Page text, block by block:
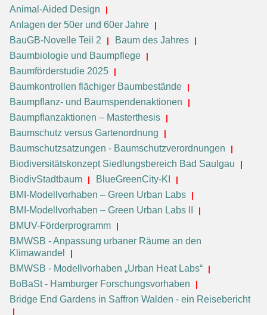
Animal-Aided Design
Anlagen der 50er und 60er Jahre
BauGB-Novelle Teil 2
Baum des Jahres
Baumbiologie und Baumpflege
Baumförderstudie 2025
Baumkontrollen flächiger Baumbestände
Baumpflanz- und Baumspendenaktionen
Baumpflanzaktionen – Masterthesis
Baumschutz versus Gartenordnung
Baumschutzsatzungen - Baumschutzverordnungen
Biodiversitätskonzept Siedlungsbereich Bad Saulgau
BiodivStadtbaum
BlueGreenCity-KI
BMI-Modellvorhaben – Green Urban Labs
BMI-Modellvorhaben – Green Urban Labs II
BMUV-Förderprogramm
BMWSB - Anpassung urbaner Räume an den
Klimawandel
BMWSB - Modellvorhaben „Urban Heat Labs“
BoBaSt - Hamburger Forschungsvorhaben
Bridge End Gardens in Saffron Walden - ein Reisebericht